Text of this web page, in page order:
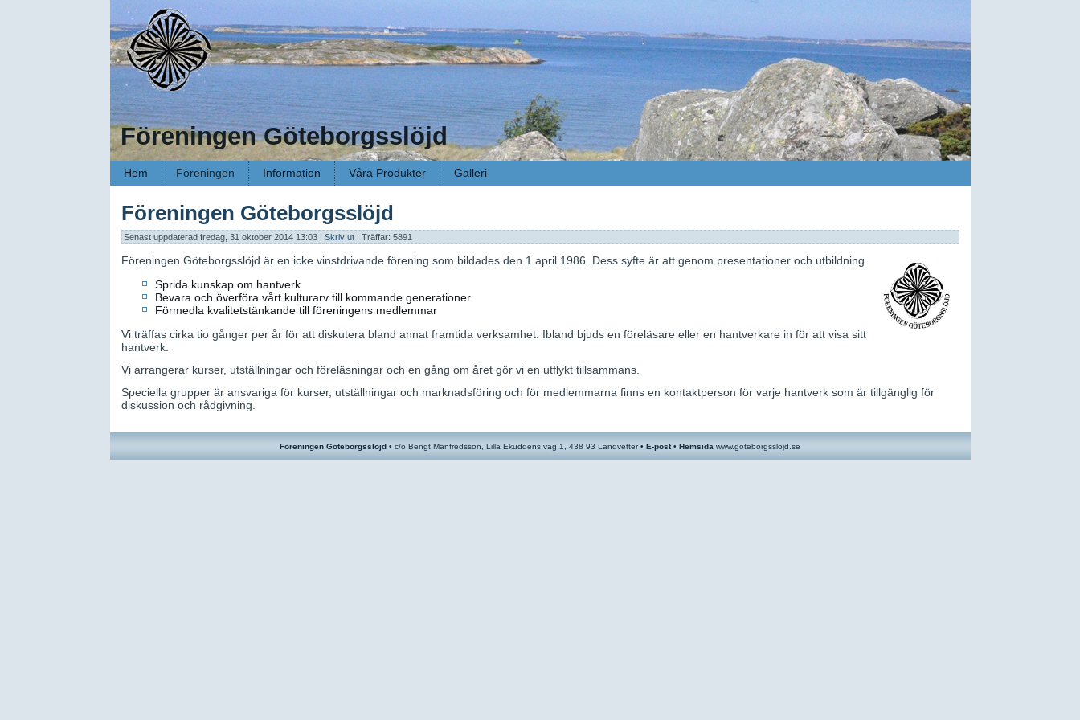
Föreningen Göteborgsslöjd
Hem Föreningen Information Våra Produkter Galleri
Föreningen Göteborgsslöjd
Senast uppdaterad fredag, 31 oktober 2014 13:03| Skriv ut | Träffar: 5891
Föreningen Göteborgsslöjd är en icke vinstdrivande förening som bildades den 1 april 1986. Dess syfte är att genom presentationer och utbildning
Sprida kunskap om hantverk
Bevara och överföra vårt kulturarv till kommande generationer
Förmedla kvalitetstänkande till föreningens medlemmar
Vi träffas cirka tio gånger per år för att diskutera bland annat framtida verksamhet. Ibland bjuds en föreläsare eller en hantverkare in för att visa sitt
hantverk.
Vi arrangerar kurser, utställningar och föreläsningar och en gång om året gör vi en utflykt tillsammans.
Speciella grupper är ansvariga för kurser, utställningar och marknadsföring och för medlemmarna finns en kontaktperson för varje hantverk som är tillgänglig för
diskussion och rådgivning.
Föreningen Göteborgsslöjd • c/o Bengt Manfredsson, Lilla Ekuddens väg 1, 438 93 Landvetter • E-post• Hemsida www.goteborgsslojd.se